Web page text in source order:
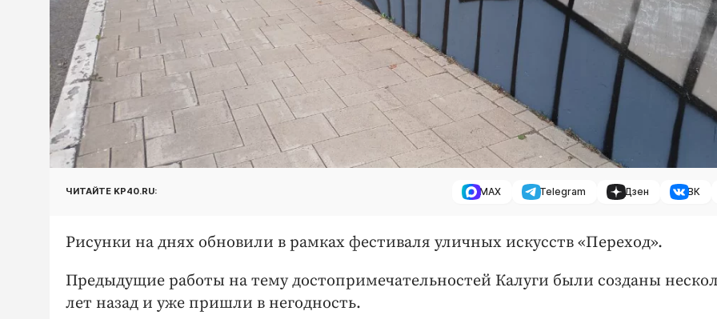
ЧИТАЙТЕ KP40.RU: MAX Telegram Дзен ВК
Рисунки на днях обновили в рамках фестиваля уличных искусств «Переход».
Предыдущие работы на тему достопримечательностей Калуги были созданы
лет назад и уже пришли в негодность.